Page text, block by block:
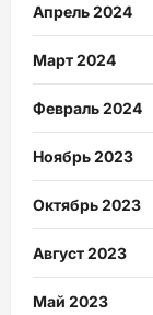
Апрель 2024
Март 2024
Февраль 2024
Ноябрь 2023
Октябрь 2023
Август 2023
Май 2023